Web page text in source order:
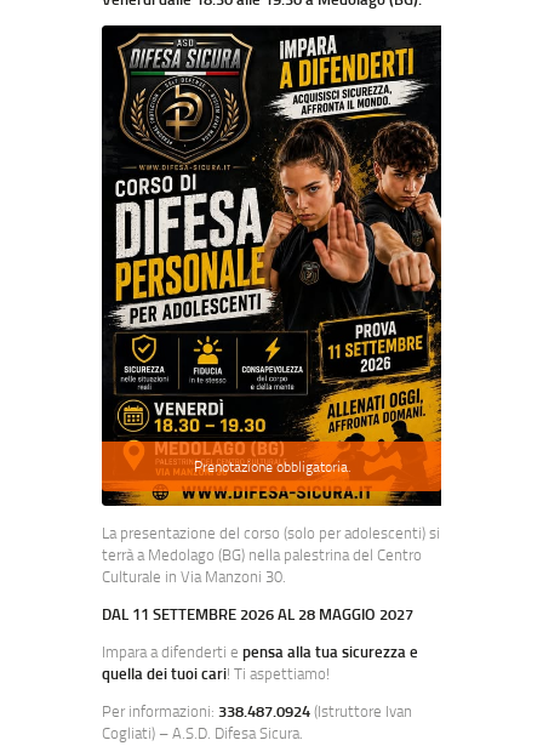
Prenotazione obbligatoria.
La presentazione del corso (solo per adolescenti) si
terrà a Medolago (BG) nella palestrina del Centro
Culturale in Via Manzoni 30.
DAL 11 SETTEMBRE 2026 AL 28 MAGGIO 2027
Impara a difenderti e pensa alla tua sicurezza e
quella dei tuoi cari! Ti aspettiamo!
Per informazioni: 338.487.0924(Istruttore Ivan
Cogliati) – A.S.D. Difesa Sicura.